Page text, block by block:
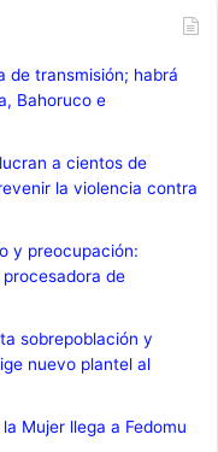
de transmisión; habrá
Bahoruco e
a cientos de
la violencia contra
y preocupación:
de
sobrepoblación y
nuevo plantel al
Mujer llega a Fedomu